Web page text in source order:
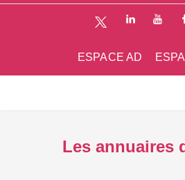
ESPACE AD
Les annuaires